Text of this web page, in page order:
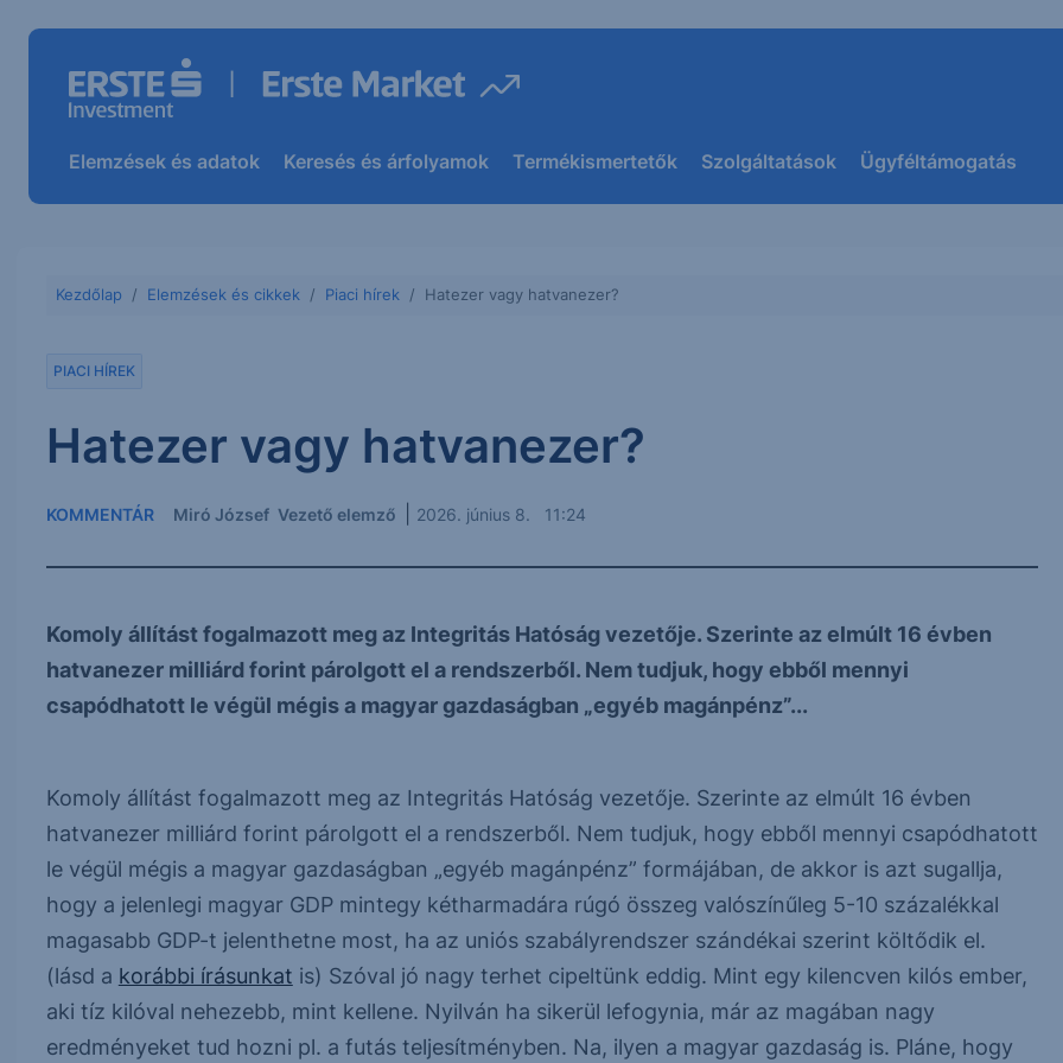
Elemzések és adatok Keresés és árfolyamok Termékismertetők Szolgáltatások Ügyféltámogatás
Kezdőlap Elemzések és cikkek Piaci hírek Hatezer vagy hatvanezer?
PIACI HÍREK
Hatezer vagy hatvanezer?
KOMMENTÁR Miró József Vezető elemző 2026. június 8. 11:24
Komoly állítást fogalmazott meg az Integritás Hatóság vezetője. Szerinte az elmúlt 16 évben
hatvanezer milliárd forint párolgott el a rendszerből. Nem tudjuk, hogy ebből mennyi
csapódhatott le végül mégis a magyar gazdaságban „egyéb magánpénz”...
Komoly állítást fogalmazott meg az Integritás Hatóság vezetője. Szerinte az elmúlt 16 évben
hatvanezer milliárd forint párolgott el a rendszerből. Nem tudjuk, hogy ebből mennyi csapódhatott
le végül mégis a magyar gazdaságban „egyéb magánpénz” formájában, de akkor is azt sugallja,
hogy a jelenlegi magyar GDP mintegy kétharmadára rúgó összeg valószínűleg 5-10 százalékkal
magasabb GDP-t jelenthetne most, ha az uniós szabályrendszer szándékai szerint költődik el.
(lásd a korábbi írásunkat is) Szóval jó nagy terhet cipeltünk eddig. Mint egy kilencven kilós ember,
aki tíz kilóval nehezebb, mint kellene. Nyilván ha sikerül lefogynia, már az magában nagy
eredményeket tud hozni pl. a futás teljesítményben. Na, ilyen a magyar gazdaság is. Pláne, hogy